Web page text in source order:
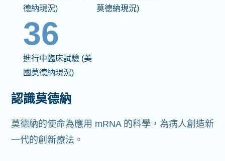
德納現況)
莫德納現況)
36
進行中臨床試驗 (美
國莫德納現況)
認識莫德納
莫德納的使命為應用 mRNA 的科學，為病人創造新
一代的創新療法。